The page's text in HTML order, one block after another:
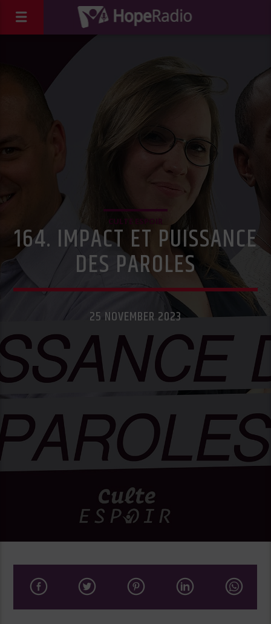
CULTE ESPOIR
164. IMPACT ET PUISSANCE
DES PAROLES
25 NOVEMBER 2023